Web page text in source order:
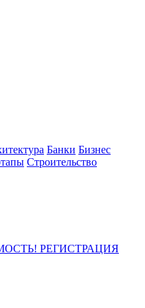
Банки Бизнес
Строительство
РЕГИСТРАЦИЯ